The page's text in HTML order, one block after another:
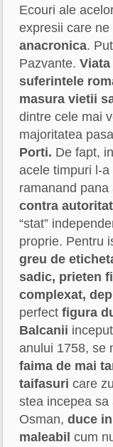
Ecouri ale
expresii care
anacronica.
Pazvante.
suferintele
masura vietii
dintre cele mai
majoritatea
Porti. De fapt,
acele timpuri l-a
ramanand pana
contra
“stat”
proprie. Pentru
greu de
sadic, prieten
complexat,
perfect figura
Balcanii
anului 1758, se
faima de mai
taifasuri care
stea incepea sa
Osman, duce
maleabil cum